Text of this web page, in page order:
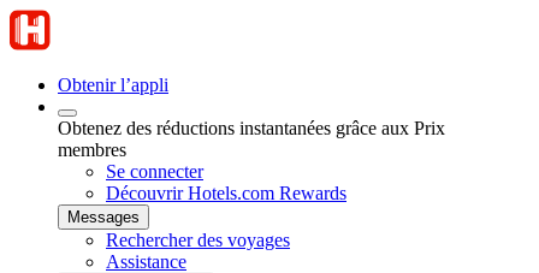
Obtenir l’appli
Obtenez des réductions instantanées grâce aux Prix
membres
Se connecter
Découvrir Hotels.com Rewards
Messages
Rechercher des voyages
Assistance